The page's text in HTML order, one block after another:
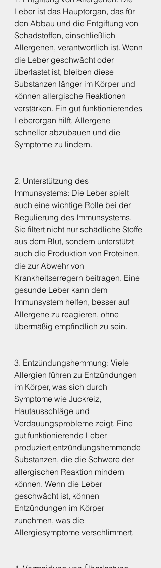
Leber ist das Hauptorgan, das für
den Abbau und die Entgiftung von
Schadstoffen, einschließlich
Allergenen, verantwortlich ist. Wenn
die Leber geschwächt oder
überlastet ist, bleiben diese
Substanzen länger im Körper und
können allergische Reaktionen
verstärken. Ein gut funktionierendes
Leberorgan hilft, Allergene
schneller abzubauen und die
Symptome zu lindern.
2. Unterstützung des
Immunsystems: Die Leber spielt
auch eine wichtige Rolle bei der
Regulierung des Immunsystems.
Sie filtert nicht nur schädliche Stoffe
aus dem Blut, sondern unterstützt
auch die Produktion von Proteinen,
die zur Abwehr von
Krankheitserregern beitragen. Eine
gesunde Leber kann dem
Immunsystem helfen, besser auf
Allergene zu reagieren, ohne
übermäßig empfindlich zu sein.
3. Entzündungshemmung: Viele
Allergien führen zu Entzündungen
im Körper, was sich durch
Symptome wie Juckreiz,
Hautausschläge und
Verdauungsprobleme zeigt. Eine
gut funktionierende Leber
produziert entzündungshemmende
Substanzen, die die Schwere der
allergischen Reaktion mindern
können. Wenn die Leber
geschwächt ist, können
Entzündungen im Körper
zunehmen, was die
Allergiesymptome verschlimmert.